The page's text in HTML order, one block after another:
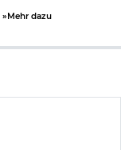
»Mehr dazu